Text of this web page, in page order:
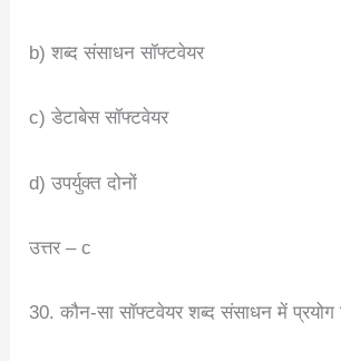
b) शब्द संसाधन सॉफ्टवेयर
c) डेटाबेस सॉफ्टवेयर
d) उपर्युक्त दोनों
उत्तर – c
30. कौन-सा सॉफ्टवेयर शब्द संसाधन में प्रयोग